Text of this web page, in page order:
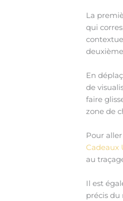
La
qui
En
de
faire
zone de
Pour
Cadeaux
au
Il est
précis du